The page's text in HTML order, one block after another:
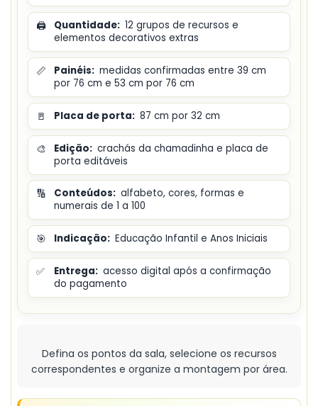
🖨️ Quantidade: 12 grupos de recursos e
elementos decorativos extras
📏 Painéis: medidas confirmadas entre 39 cm
por 76 cm e 53 cm por 76 cm
🚪 Placa de porta: 87 cm por 32 cm
🎨 Edição: crachás da chamadinha e placa de
porta editáveis
🔢 Conteúdos: alfabeto, cores, formas e
numerais de 1 a 100
🎯 Indicação: Educação Infantil e Anos Iniciais
✅ Entrega: acesso digital após a confirmação
do pagamento
Defina os pontos da sala, selecione os recursos
correspondentes e organize a montagem por área.